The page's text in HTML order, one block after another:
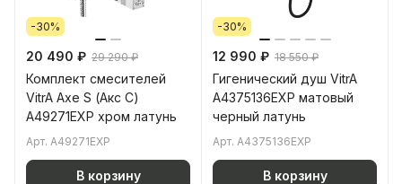
-30%
20 490 ₽ 29 290 ₽
Комплект смесителей
VitrA Axe S (Акс С)
A49271EXP хром латунь
Арт. A49271EXP
В корзину
-30%
12 990 ₽ 18 550 ₽
Гигенический душ VitrA
A4375136EXP матовый
черный латунь
Арт. A4375136EXP
В корзину